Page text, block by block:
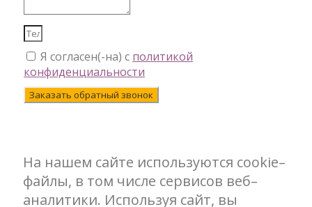
Я согласен(-на) с политикой
конфиденциальности
Заказать обратный звонок
На нашем сайте используются cookie–
файлы, в том числе сервисов веб–
аналитики. Используя сайт, вы